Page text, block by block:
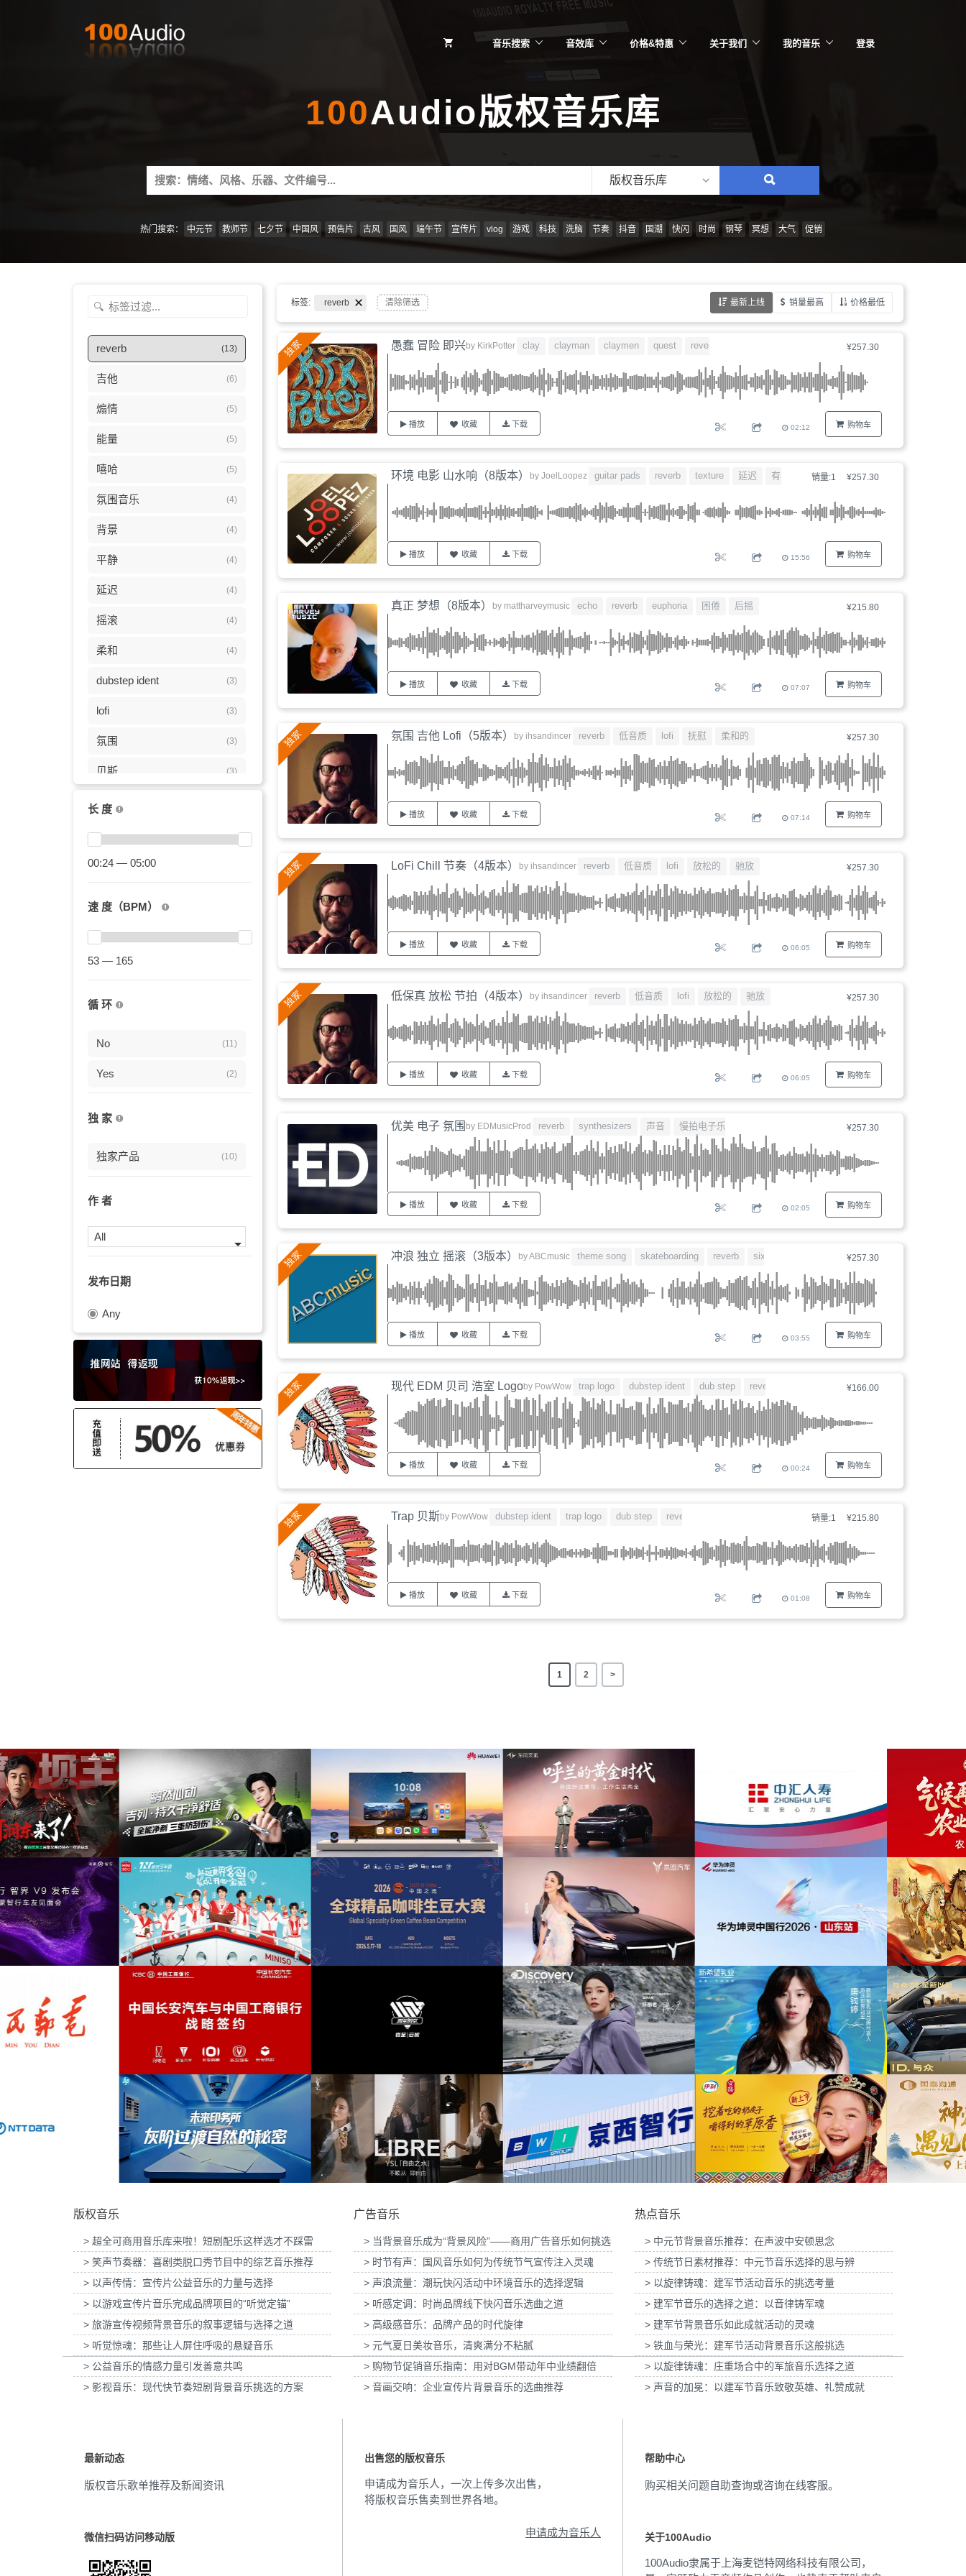
音乐搜索 音效库 价格&特惠 关于我们 我的音乐 登录
100Audio版权音乐库
Search
for:
版权音乐库
搜
情
风
乐
件
编
热门搜索： 中元节 教师节 七夕节 中国风 预告片 古风 国风 端午节 宣传片 vlog 游戏 科技 洗脑 节奏 抖音 国潮 快闪 时尚 钢琴 冥想 大气 促销
reverb (13)
吉他 (6)
煽情 (5)
能量 (5)
嘻哈 (5)
氛围音乐 (4)
背景 (4)
平静 (4)
延迟 (4)
摇滚 (4)
柔和 (4)
dubstep ident (3)
lofi (3)
氛围 (3)
贝斯 (3)
驰放
梦幻
dub step
快乐
标志短片 (3)
低音质 (3)
复古 (3)
舒缓
海浪音乐 (3)
温暖
trap logo
侵略性的 (2)
动画
平静的
大气
运动 (2)
(2)
clay (1)
(1)
claymen (1)
distorted guitar
dubstep logo
euphoria (1)
sixties (1)
skateboarding (1)
surf rock
texture
theme song (1)
60年代 (1)
抽象 (1)
动作 (1)
美国 (1)
沙滩
唯美
长 度
00:24 — 05:00
速 度（BPM）
53 — 165
循 环
No (11)
Yes (2)
独 家
独家产品 (10)
作 者
All
发布日期
Any
标签: reverb 清除筛选 最新上线 销量最高 价格最低
¥257.30
购物车
愚蠢 冒险 即兴by KirkPotter clay clayman claymen quest reverb
播放 收藏 下载 02:12
销量:1 ¥257.30
购物车
环境 电影 山水响（8版本） by JoelLoopez guitar pads reverb texture 延迟 有机的
播放 收藏 下载 15:56
¥215.80
购物车
真正 梦想（8版本） by mattharveymusic echo reverb euphoria 困倦 后摇
播放 收藏 下载 07:07
¥257.30
购物车
氛围 吉他 Lofi（5版本） by ihsandincer reverb 低音质 lofi 抚慰 柔和的
播放 收藏 下载 07:14
¥257.30
购物车
LoFi Chill 节奏（4版本） by ihsandincer reverb 低音质 lofi 放松的 驰放
播放 收藏 下载 06:05
¥257.30
购物车
低保真 放松 节拍（4版本） by ihsandincer reverb 低音质 lofi 放松的 驰放
播放 收藏 下载 06:05
¥257.30
购物车
优美 电子 氛围 by EDMusicProd reverb synthesizers 声音 慢拍电子乐
播放 收藏 下载 02:05
¥257.30
购物车
冲浪 独立 摇滚（3版本） byABCmusic theme song skateboarding reverb sixties
播放 收藏 下载 03:55
¥166.00
购物车
现代 EDM 贝司 浩室 Logoby PowWow trap logo dubstep ident dub step reverb
播放 收藏 下载 00:24
销量:1 ¥215.80
购物车
Trap 贝斯by PowWow dubstep ident trap logo dub step reverb
播放 收藏 下载 01:08
1 2 >
列品牌GLT X AUDI联名活动提供音乐版
权
为华为智慧屏Mate TV鸿蒙智家发布会提供音
乐版权
为东风奕派M8上市发布会项目提供音乐版权 为中汇人寿三周年宣传项目提供音乐版权
为中信期货有限公司2026年中策略会提供音
为
FRIENDS华熙LIVE·五棵松店开业
为2026“中国之选”全球精品咖啡生豆大赛提供
音乐版权
为岚图泰山X8上市发布会互动项目提供音乐
为华为中国行2026山东站传播项目提供音乐
版权
为光明优加x上海博物馆马年限定礼盒宣传项
目提供音乐版权
为
国长安汽车与工商银行战略签约事件传播
为微至航空科技公司产品宣传项目提供音乐版
权
为Discovery expedition北京店铺活动提供音
乐版权
为新希望乳业唐钱婷品牌代言项目提供音乐版
为大众汽车ID与众08 KOL摄影制作项目提供
音乐版权
为
普打印：灰阶过渡自然的秘密提供音乐版
为欧莱雅-YSL LIBRE「自由之水」妇女节宣
传项目提供音乐版权
为张家口京西智行科技BWI媒体3D动画科普
项目提供音乐版权
为伊利宫酪中规格奶皮子酸奶TVC拍摄提供音
乐版权
为国泰海通证券上海青浦分公司宣传项目提供
音乐版权
版权音乐
> 超全可商用音乐库来啦！短剧配乐这样选才不踩雷
> 笑声节奏器：喜剧类脱口秀节目中的综艺音乐推荐
> 以声传情：宣传片公益音乐的力量与选择
> 以游戏宣传片音乐完成品牌项目的“听觉定锚”
> 旅游宣传视频背景音乐的叙事逻辑与选择之道
> 听觉惊魂：那些让人屏住呼吸的悬疑音乐
> 公益音乐的情感力量引发善意共鸣
> 影视音乐：现代快节奏短剧背景音乐挑选的方案
广告音乐
> 当背景音乐成为“背景风险”——商用广告音乐如何挑选
> 时节有声：国风音乐如何为传统节气宣传注入灵魂
> 声浪流量：潮玩快闪活动中环境音乐的选择逻辑
> 听感定调：时尚品牌线下快闪音乐选曲之道
> 高级感音乐：品牌产品的时代旋律
> 元气夏日美妆音乐，清爽满分不粘腻
> 购物节促销音乐指南：用对BGM带动年中业绩翻倍
> 音画交响：企业宣传片背景音乐的选曲推荐
热点音乐
> 中元节背景音乐推荐：在声波中安顿思念
> 传统节日素材推荐：中元节音乐选择的思与辨
> 以旋律铸魂：建军节活动音乐的挑选考量
> 建军节音乐的选择之道：以音律铸军魂
> 建军节背景音乐如此成就活动的灵魂
> 铁血与荣光：建军节活动背景音乐这般挑选
> 以旋律铸魂：庄重场合中的军旅音乐选择之道
> 声音的加冕：以建军节音乐致敬英雄、礼赞成就
最新动态
版权音乐歌单推荐及新闻资讯
微信扫码访问移动版
出售您的版权音乐
申请成为音乐人，一次上传多次出售，
将版权音乐售卖到世界各地。
申请成为音乐人
帮助中心
购买相关问题自助查询或咨询在线客服。
关于100Audio
100Audio隶属于上海麦铠特网络科技有限公司，